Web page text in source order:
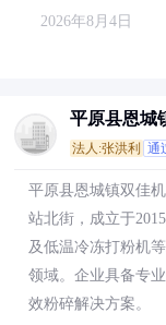
2026年8月4日
平原县恩城
法人:张洪利 通
平原县恩城镇双佳
站北街，成立于
及低温冷冻打粉机
领域。企业具备专
效粉碎解决方案。